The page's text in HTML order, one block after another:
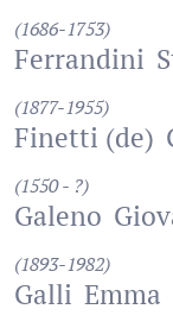
(1686-1753)
Ferrandini
(1877-1955)
Finetti (de)
(1550 - ?)
Galeno
(1893-1982)
Galli Emma